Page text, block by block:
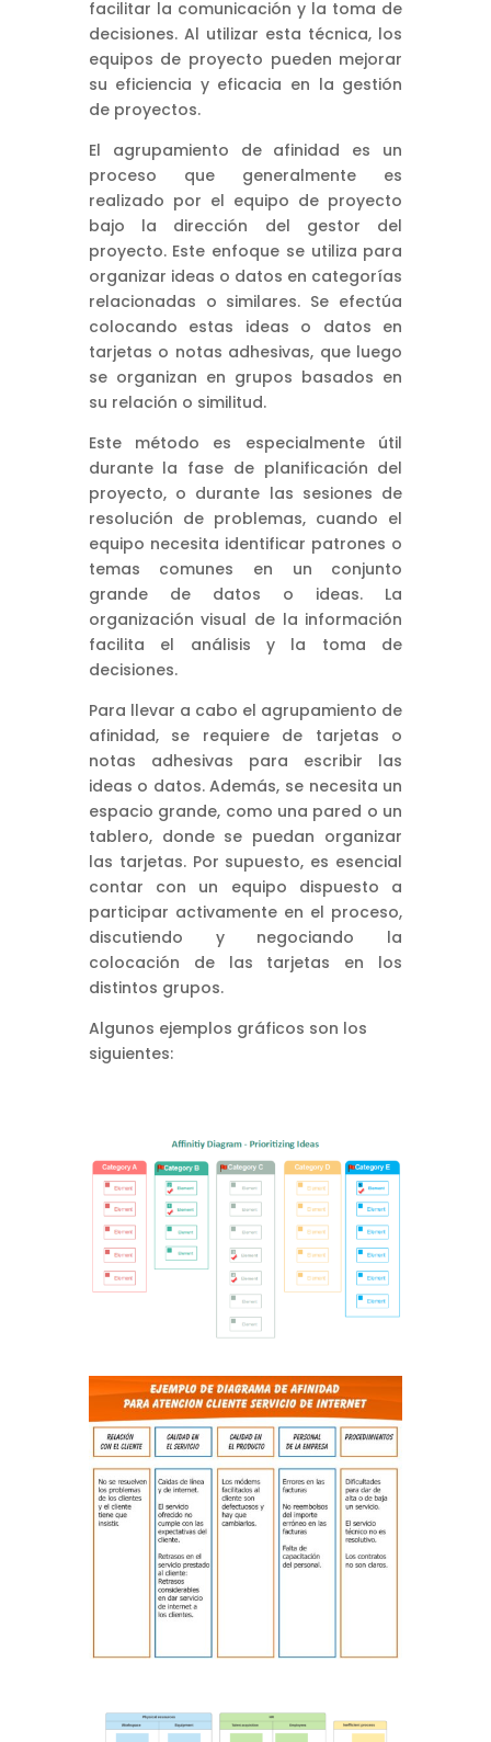
facilitar la comunicación y la toma de
decisiones. Al utilizar esta técnica, los
equipos de proyecto pueden mejorar
su eficiencia y eficacia en la gestión
de proyectos.
El agrupamiento de afinidad es un
proceso que generalmente es
realizado por el equipo de proyecto
bajo la dirección del gestor del
proyecto. Este enfoque se utiliza para
organizar ideas o datos en categorías
relacionadas o similares. Se efectúa
colocando estas ideas o datos en
tarjetas o notas adhesivas, que luego
se organizan en grupos basados en
su relación o similitud.
Este método es especialmente útil
durante la fase de planificación del
proyecto, o durante las sesiones de
resolución de problemas, cuando el
equipo necesita identificar patrones o
temas comunes en un conjunto
grande de datos o ideas. La
organización visual de la información
facilita el análisis y la toma de
decisiones.
Para llevar a cabo el agrupamiento de
afinidad, se requiere de tarjetas o
notas adhesivas para escribir las
ideas o datos. Además, se necesita un
espacio grande, como una pared o un
tablero, donde se puedan organizar
las tarjetas. Por supuesto, es esencial
contar con un equipo dispuesto a
participar activamente en el proceso,
discutiendo y negociando la
colocación de las tarjetas en los
distintos grupos.
Algunos ejemplos gráficos son los
siguientes: